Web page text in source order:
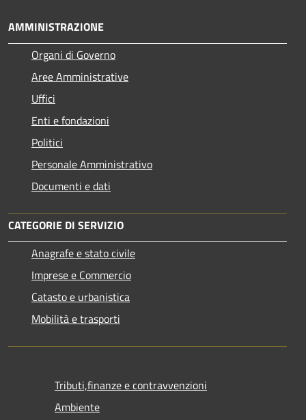
AMMINISTRAZIONE
Organi di Governo
Aree Amministrative
Uffici
Enti e fondazioni
Politici
Personale Amministrativo
Documenti e dati
CATEGORIE DI SERVIZIO
Anagrafe e stato civile
Imprese e Commercio
Catasto e urbanistica
Mobilità e trasporti
Tributi,finanze e contravvenzioni
Ambiente